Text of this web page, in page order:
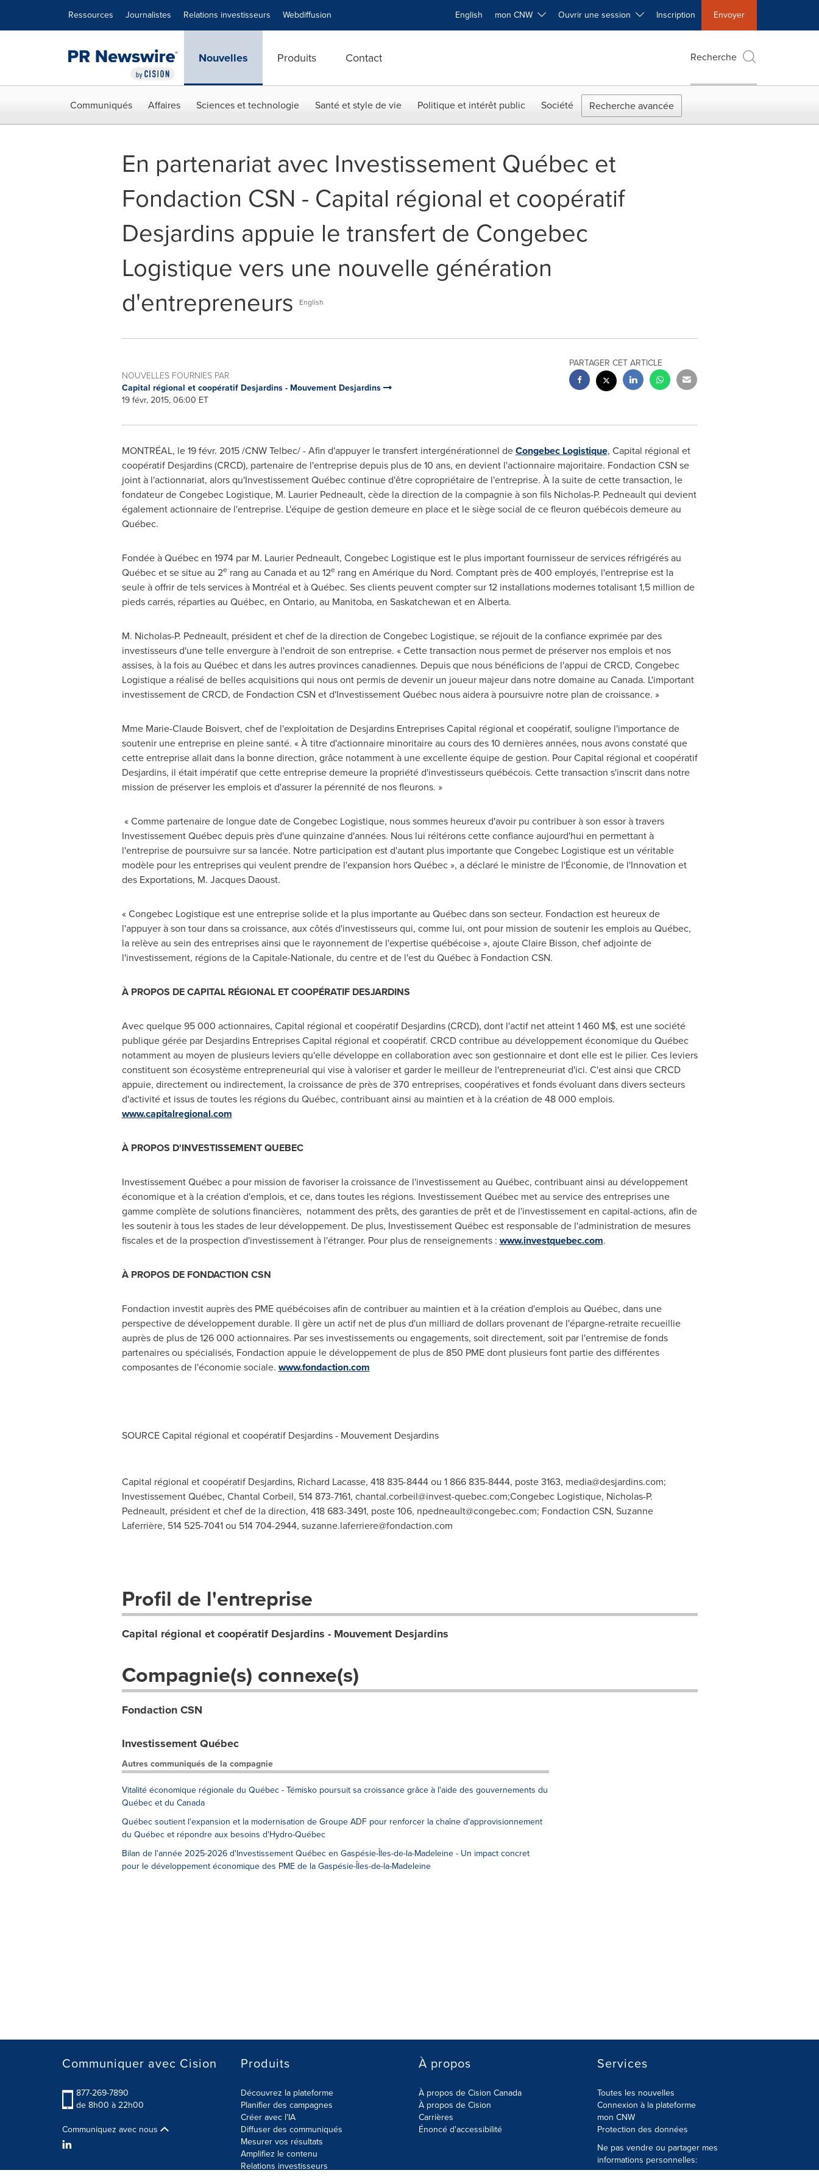
Ressources Journalistes Relations investisseurs Webdiffusion English mon CNW Ouvrir une session Inscription Envoyer
Nouvelles Produits Contact Recherche
Communiqués Affaires Sciences et technologie Santé et style de vie Politique et intérêt public Société Recherche avancée
En partenariat avec Investissement Québec et
Fondaction CSN - Capital régional et coopératif
Desjardins appuie le transfert de Congebec
Logistique vers une nouvelle génération
d'entrepreneurs
English
NOUVELLES FOURNIES PAR
Capital régional et coopératif Desjardins - Mouvement Desjardins
19 févr, 2015, 06:00 ET
PARTAGER CET ARTICLE
MONTRÉAL, le 19 févr. 2015 /CNW Telbec/ - Afin d'appuyer le transfert intergénérationnel deCongebec Logistique, Capital régional et
coopératif Desjardins (CRCD), partenaire de l'entreprise depuis plus de 10 ans, en devient l'actionnaire majoritaire. Fondaction CSN se
joint à l'actionnariat, alors qu'Investissement Québec continue d'être copropriétaire de l'entreprise. À la suite de cette transaction, le
fondateur de Congebec Logistique, M. Laurier Pedneault, cède la direction de la compagnie à son fils Nicholas-P. Pedneaultqui devient
également actionnaire de l'entreprise. L'équipe de gestion demeure en place et le siège social de ce fleuron québécois demeure au
Québec.
Fondée à Québec en 1974 par M. Laurier Pedneault, Congebec Logistique est le plus important fournisseur de services réfrigérés au
Québec et se situe au 2erang au Canadaet au 12erang en Amérique du Nord. Comptant près de 400 employés, l'entreprise est la
seule à offrir de tels services à Montréal et à Québec. Ses clients peuvent compter sur 12 installations modernes totalisant 1,5 million de
pieds carrés, réparties au Québec, en Ontario, au Manitoba, en Saskatchewan et en Alberta.
M. Nicholas-P. Pedneault, président et chef de la direction de Congebec Logistique, se réjouit de la confiance exprimée par des
investisseurs d'une telle envergure à l'endroit de son entreprise. « Cette transaction nous permet de préserver nos emplois et nos
assises, à la fois au Québec et dans les autres provinces canadiennes. Depuis que nous bénéficions de l'appui de CRCD, Congebec
Logistique a réalisé de belles acquisitions qui nous ont permis de devenir un joueur majeur dans notre domaine au Canada. L'important
investissement de CRCD, de Fondaction CSN et d'Investissement Québec nous aidera à poursuivre notre plan de croissance. »
Mme Marie-Claude Boisvert, chef de l'exploitation de Desjardins Entreprises Capital régional et coopératif, souligne l'importance de
soutenir une entreprise en pleine santé. « À titre d'actionnaire minoritaire au cours des 10 dernières années, nous avons constaté que
cette entreprise allait dans la bonne direction, grâce notamment à une excellente équipe de gestion. Pour Capital régional et coopératif
Desjardins, il était impératif que cette entreprise demeure la propriété d'investisseurs québécois. Cette transaction s'inscrit dans notre
mission de préserver les emplois et d'assurer la pérennité de nos fleurons. »
« Comme partenaire de longue date de Congebec Logistique, nous sommes heureux d'avoir pu contribuer à son essor à travers
Investissement Québec depuis près d'une quinzaine d'années. Nous lui réitérons cette confiance aujourd'hui en permettant à
l'entreprise de poursuivre sur sa lancée. Notre participation est d'autant plus importante que Congebec Logistique est un véritable
modèle pour les entreprises qui veulent prendre de l'expansion hors Québec », a déclaré le ministre de l'Économie, de l'Innovation et
des Exportations, M. Jacques Daoust.
« Congebec Logistique est une entreprise solide et la plus importante au Québec dans son secteur. Fondaction est heureux de
l'appuyer à son tour dans sa croissance, aux côtés d'investisseurs qui, comme lui, ont pour mission de soutenir les emplois au Québec,
la relève au sein des entreprises ainsi que le rayonnement de l'expertise québécoise », ajouteClaire Bisson, chef adjointe de
l'investissement, régions de la Capitale-Nationale, du centre et de l'est du Québec à Fondaction CSN.
À PROPOS DE CAPITAL RÉGIONAL ET COOPÉRATIF DESJARDINS
Avec quelque 95 000 actionnaires, Capital régional et coopératif Desjardins (CRCD), dont l'actif net atteint 1 460 M$, est une société
publique gérée par Desjardins Entreprises Capital régional et coopératif. CRCD contribue au développement économique du Québec
notamment au moyen de plusieurs leviers qu'elle développe en collaboration avec son gestionnaire et dont elle est le pilier. Ces leviers
constituent son écosystème entrepreneurial qui vise à valoriser et garder le meilleur de l'entrepreneuriat d'ici. C'est ainsi que CRCD
appuie, directement ou indirectement, la croissance de près de 370 entreprises, coopératives et fonds évoluant dans divers secteurs
d'activité et issus de toutes les régions du Québec, contribuant ainsi au maintien et à la création de 48 000 emplois.
www.capitalregional.com
À PROPOS D'INVESTISSEMENTQUEBEC
Investissement Québec a pour mission de favoriser la croissance de l'investissement au Québec, contribuant ainsi au développement
économique et à la création d'emplois, et ce, dans toutes les régions. Investissement Québec met au service des entreprises une
gamme complète de solutions financières, notamment des prêts, des garanties de prêt et de l'investissement en capital-actions, afin de
les soutenir à tous les stades de leur développement. De plus, Investissement Québec est responsable de l'administration de mesures
fiscales et de la prospection d'investissement à l'étranger. Pour plus de renseignements : www.investquebec.com.
À PROPOS DE FONDACTION CSN
Fondaction investit auprès des PME québécoises afin de contribuer au maintien et à la création d'emplois au Québec, dans une
perspective de développement durable. Il gère un actif net de plus d'un milliard de dollars provenant de l'épargne-retraite recueillie
auprès de plus de 126 000 actionnaires. Par ses investissements ou engagements, soit directement, soit par l'entremise de fonds
partenaires ou spécialisés, Fondaction appuie le développement de plus de 850 PME dont plusieurs font partie des différentes
composantes de l'économie sociale. www.fondaction.com
SOURCE Capital régional et coopératif Desjardins - Mouvement Desjardins
Capital régional et coopératif Desjardins, Richard Lacasse, 418 835-8444 ou 1 866 835-8444, poste 3163, media@desjardins.com;
Investissement Québec, Chantal Corbeil, 514 873-7161, chantal.corbeil@invest-quebec.com;Congebec Logistique, Nicholas-P.
Pedneault, président et chef de la direction, 418 683-3491, poste 106, npedneault@congebec.com; Fondaction CSN, Suzanne
Laferrière, 514 525-7041 ou 514 704-2944, suzanne.laferriere@fondaction.com
Profil de l'entreprise
Capital régional et coopératif Desjardins - Mouvement Desjardins
Compagnie(s) connexe(s)
Fondaction CSN
Investissement Québec
Autres communiqués de la compagnie
Vitalité économique régionale du Québec - Témisko poursuit sa croissance grâce à l'aide des gouvernements du
Québec et du Canada
Québec soutient l'expansion et la modernisation de Groupe ADF pour renforcer la chaîne d'approvisionnement
du Québec et répondre aux besoins d'Hydro-Québec
Bilan de l'année 2025-2026 d'Investissement Québec en Gaspésie-Îles-de-la-Madeleine - Un impact concret
pour le développement économique des PME de la Gaspésie-Îles-de-la-Madeleine
Communiquer avec Cision
877-269-7890
de 8h00 à 22h00
Communiquez avec nous
Produits
Découvrez la plateforme
Planifier des campagnes
Créer avec l'IA
Diffuser des communiqués
Mesurer vos résultats
Amplifiez le contenu
Relations investisseurs
À propos
À propos de Cision Canada
À propos de Cision
Carrières
Énoncé d'accessibilité
Services
Toutes les nouvelles
Connexion à la plateforme
mon CNW
Protection des données
Ne pas vendre ou partager mes
informations personnelles: